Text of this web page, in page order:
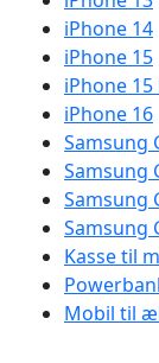
iPhone 14
iPhone 15
iPhone 15
iPhone 16
Samsung
Samsung
Samsung
Samsung
Kasse til
Mobil til